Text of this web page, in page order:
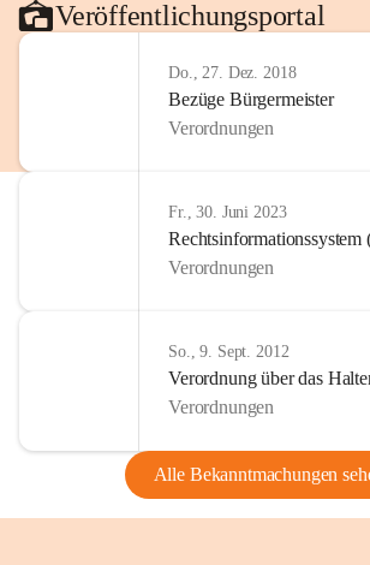
Veröffentlichungsportal
Do., 27. Dez. 2018
Bezüge Bürgermeister
Verordnungen
Fr., 30. Juni 2023
Rechtsinformationssystem
Verordnungen
So., 9. Sept. 2012
Verordnung über das
Verordnungen
Alle Bekanntmachungen